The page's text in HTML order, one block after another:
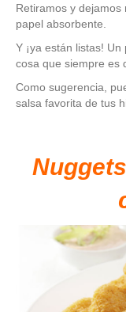
Retiramos y
papel absorbente.
Y ¡ya están listas!
cosa que siempre es
Como sugerencia,
salsa favorita de tus